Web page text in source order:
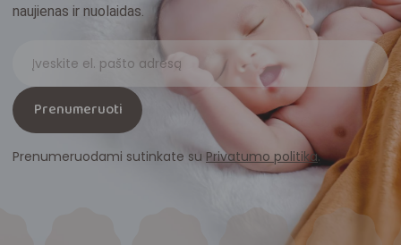
naujienas ir nuolaidas.
Prenumeruoti
Prenumeruodami sutinkate su Privatumo politika.